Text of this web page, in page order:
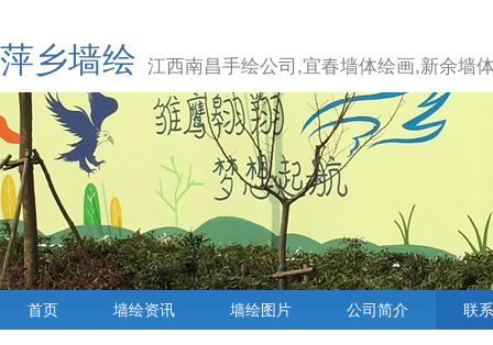
萍乡墙绘 江西南昌手绘公司,宜春墙体绘画,新余墙
首页 墙绘资讯 墙绘图片 公司简介 联